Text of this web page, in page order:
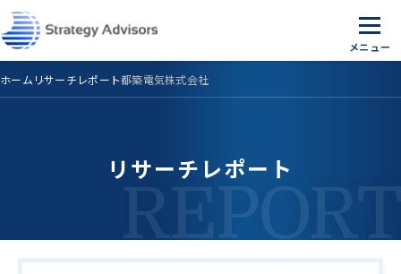
Skip
to
the
ホーム リサーチレポート都築電気株式会社
リサーチレポート